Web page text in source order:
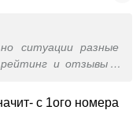
ситуации разные
и отзывы у
звонили?
с 1ого номера